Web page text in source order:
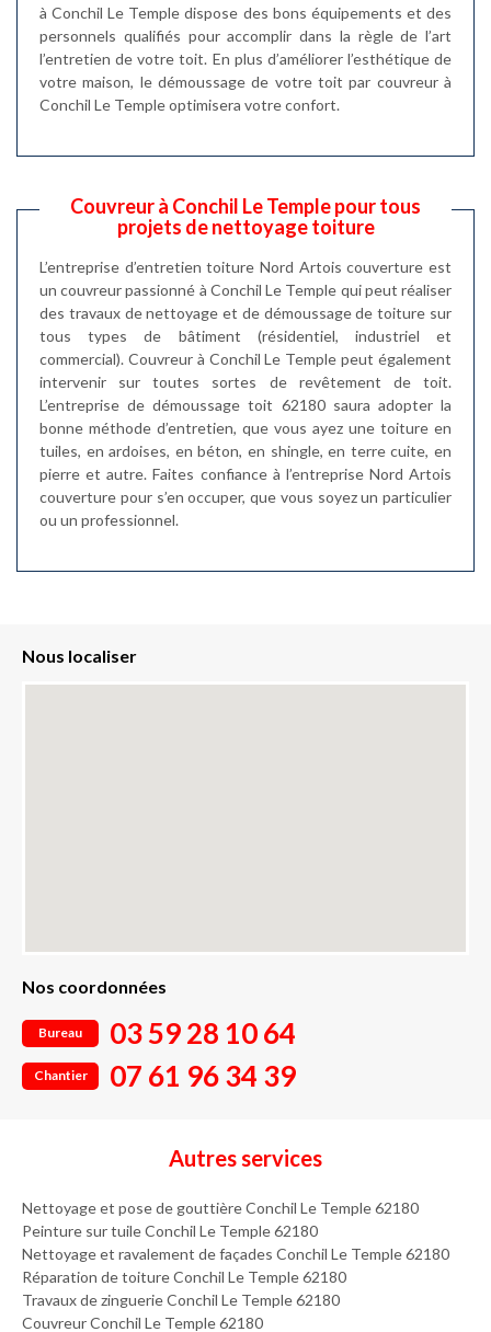
à Conchil Le Temple dispose des bons équipements et des
personnels qualifiés pour accomplir dans la règle de l’art
l’entretien de votre toit. En plus d’améliorer l’esthétique de
votre maison, le démoussage de votre toit par couvreur à
Conchil Le Temple optimisera votre confort.
Couvreur à Conchil Le Temple pour tous
projets de nettoyage toiture
L’entreprise d’entretien toiture Nord Artois couverture est
un couvreur passionné à Conchil Le Temple qui peut réaliser
des travaux de nettoyage et de démoussage de toiture sur
tous types de bâtiment (résidentiel, industriel et
commercial). Couvreur à Conchil Le Temple peut également
intervenir sur toutes sortes de revêtement de toit.
L’entreprise de démoussage toit 62180 saura adopter la
bonne méthode d’entretien, que vous ayez une toiture en
tuiles, en ardoises, en béton, en shingle, en terre cuite, en
pierre et autre. Faites confiance à l’entreprise Nord Artois
couverture pour s’en occuper, que vous soyez un particulier
ou un professionnel.
Nous localiser
Nos coordonnées
Bureau 03 59 28 10 64
Chantier 07 61 96 34 39
Autres services
Nettoyage et pose de gouttière Conchil Le Temple 62180
Peinture sur tuile Conchil Le Temple 62180
Nettoyage et ravalement de façades Conchil Le Temple 62180
Réparation de toiture Conchil Le Temple 62180
Travaux de zinguerie Conchil Le Temple 62180
Couvreur Conchil Le Temple 62180